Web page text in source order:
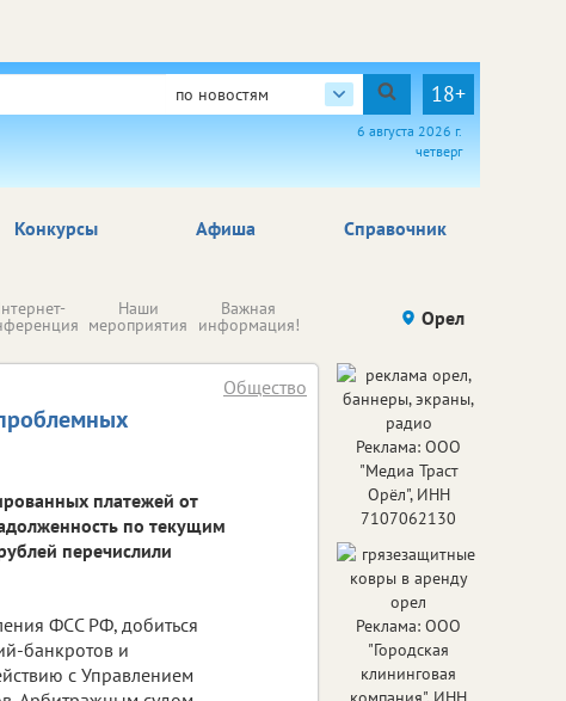
по новостям 18+
6 августа 2026 г.
четверг
Афиша Справочник
Конкурсы
Наши
мероприятия
Важная
информация! Происшествия Здоровье
Орел
Общество
платежей от
по текущим
перечислили
ФСС РФ, добиться
банкротов и
с Управлением
Реклама: ООО
"Медиа Траст
Орёл", ИНН
7107062130
Реклама: ООО
"Городская
клининговая